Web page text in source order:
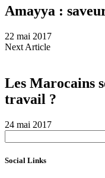
Amayya :
22 mai 2017
Next Article
Les Marocains
travail ?
24 mai 2017
Social Links